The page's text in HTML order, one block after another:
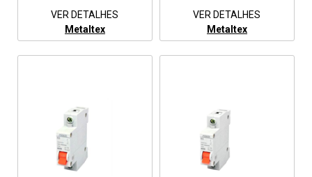
VER DETALHES
Metaltex
VER DETALHES
Metaltex